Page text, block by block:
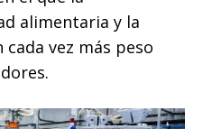
alimentaria y la
vez más peso